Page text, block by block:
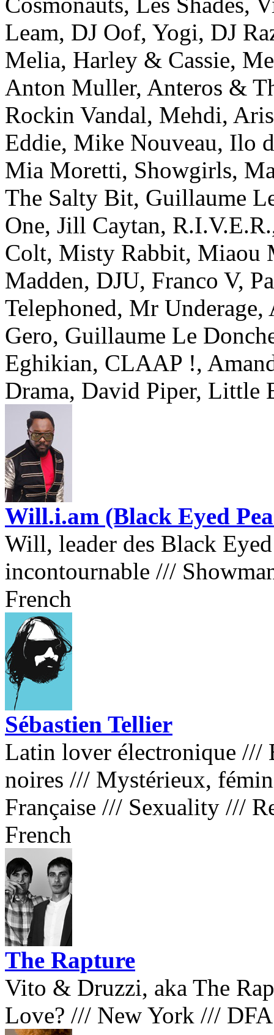
Leam, DJ Oof, Yogi, DJ
Melia, Harley & Cassie,
Anton Muller, Anteros &
Rockin Vandal, Mehdi,
Eddie, Mike Nouveau, Ilo
Mia Moretti, Showgirls,
The Salty Bit, Guillaume
One, Jill Caytan,
Colt, Misty Rabbit, Miaou
Madden, DJU, Franco V,
Telephoned, Mr Underage,
Gero, Guillaume Le
Eghikian, CLAAP !,
Drama, David Piper, Little
Will.i.am (Black Eyed
Will, leader des Black
incontournable ///
French
Sébastien Tellier
Latin lover électronique ///
noires /// Mystérieux,
Française /// Sexuality ///
French
The Rapture
Vito & Druzzi, aka The
Love? /// New York ///